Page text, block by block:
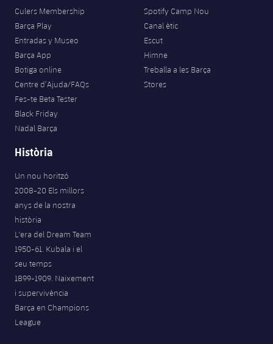
Culers Membership
Barça Play
Entradas y Museo
Barça App
Botiga online
Centre d’Ajuda/FAQs
Fes-te Beta Tester
Black Friday
Nadal Barça
Spotify Camp Nou
Canal ètic
Escut
Himne
Treballa a les Barça
Stores
Història
Un nou horitzó
2008-20 Els millors
anys de la nostra
història
L'era del Dream Team
1950-61. Kubala i el
seu temps
1899-1909. Naixement
i supervivència
Barça en Champions
League